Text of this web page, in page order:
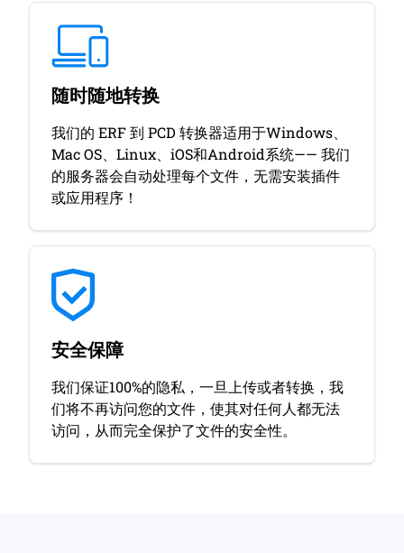
随时随地转换
我们的 ERF 到 PCD 转换器适用于Windows、
Mac OS、Linux、iOS和Android系统—— 我们
的服务器会自动处理每个文件，无需安装插件
或应用程序！
安全保障
我们保证100%的隐私，一旦上传或者转换，我
们将不再访问您的文件，使其对任何人都无法
访问，从而完全保护了文件的安全性。